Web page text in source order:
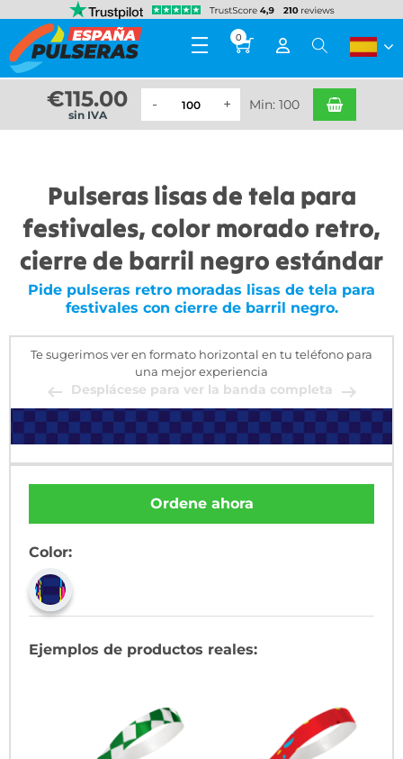
0
€115.00
sin IVA
Min: 100
Pulseras lisas de tela para
festivales, color morado retro,
cierre de barril negro estándar
Pide pulseras retro moradas lisas de tela para
festivales con cierre de barril negro.
Te sugerimos ver en formato horizontal en tu teléfono para
una mejor experiencia
Desplácese para ver la banda completa
Ordene ahora
Color:
Ejemplos de productos reales: